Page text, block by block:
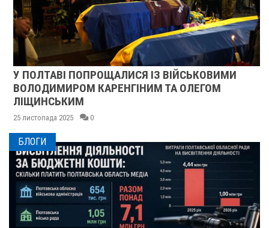
У ПОЛТАВІ ПОПРОЩАЛИСЯ ІЗ ВІЙСЬКОВИМИ
ВОЛОДИМИРОМ КАРЕНГІНИМ ТА ОЛЕГОМ
ЛІЩИНСЬКИМ
25 листопада 2025 0
БЛОГИ